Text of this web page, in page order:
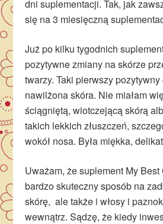
dni suplementacji. Tak, jak
się na 3 miesięczną
Już po kilku tygodnich
pozytywne zmiany na skórze
twarzy. Taki pierwszy
nawilżona skóra. Nie miałam
ściągniętą, wiotczejącą skórą
takich lekkich złuszczeń,
wokół nosa. Była miękka,
Uważam, że suplement My
bardzo skuteczny sposób na
skórę, ale także i włosy i
wewnątrz. Sądzę, że kiedy